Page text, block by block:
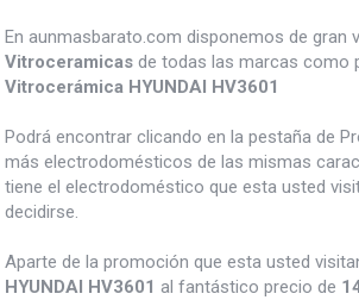
En aunmasbarato.com disponemos de gran
Vitroceramicas de todas las marcas como
Vitrocerámica HYUNDAI HV3601
Podrá encontrar clicando en la pestaña de
más electrodomésticos de las mismas
tiene el electrodoméstico que esta usted
decidirse.
Aparte de la promoción que esta usted
HYUNDAI HV3601 al fantástico precio de